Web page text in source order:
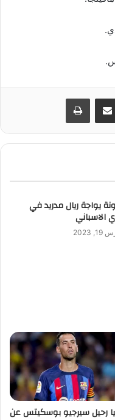
مشاركة عبر البريد طباعة
يواجة ريال مدريد في
الاسباني
2023
رحيل سيرجيو بوسكيتس عن